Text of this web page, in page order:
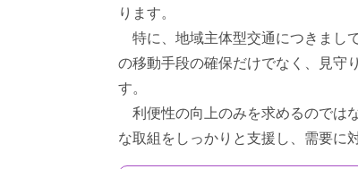
ります。
特に、地域主体型交通につきまし
の移動手段の確保だけでなく、見守
す。
利便性の向上のみを求めるのでは
な取組をしっかりと支援し、需要に